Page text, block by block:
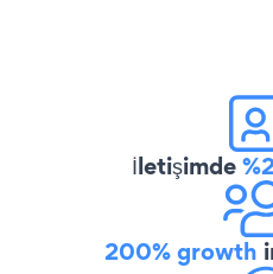
İletişimde
200% growth